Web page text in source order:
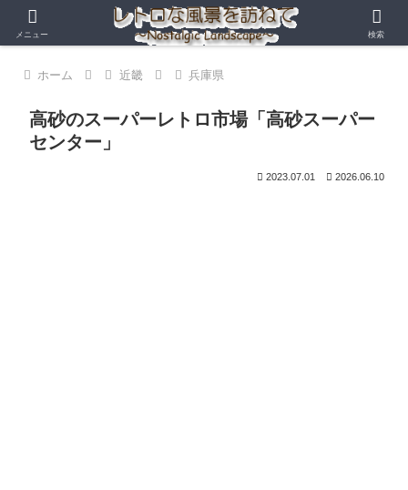
ホーム 近畿 兵庫県
高砂のスーパーレトロ市場「高砂スーパー
センター」
2023.07.01 2026.06.10
メニュー 検索